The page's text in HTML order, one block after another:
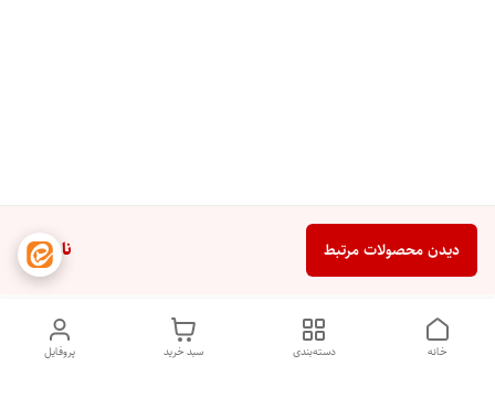
ناموجود دیدن محصولات مرتبط
پروفایل سبد خرید دسته‌بندی خانه